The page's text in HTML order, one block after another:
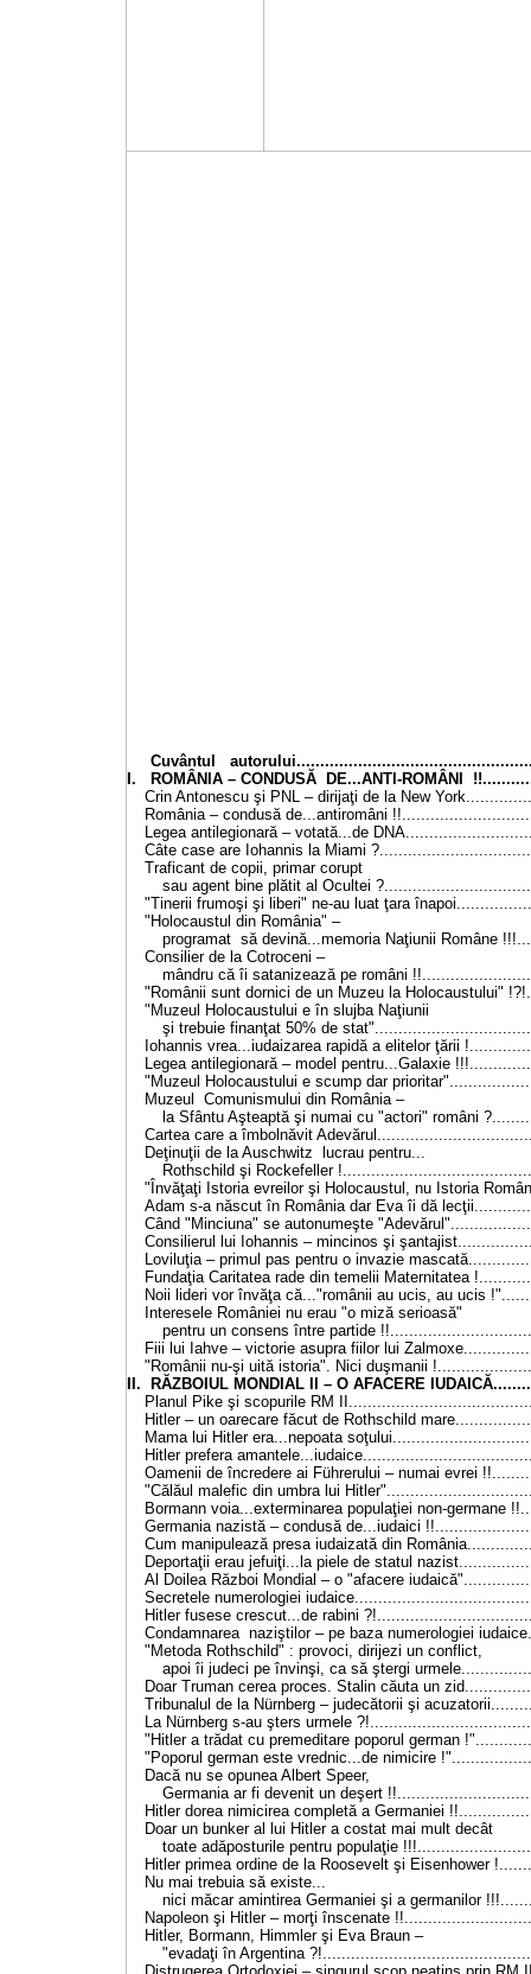
Cuvântul
I. ROMÂNIA – CONDUSĂ DE...ANTI-ROMÂNI
Crin Antonescu şi PNL – dirijaţi de la New
România – condusă de...antiromâni
Legea antilegionară – votată...de
Câte case are Iohannis la Miami
Traficant de copii, primar corupt
sau agent bine plătit al Ocultei
"Tinerii frumoşi şi liberi" ne-au luat ţara
"Holocaustul din România" –
programat să devină...memoria Naţiunii Române
Consilier de la Cotroceni –
mândru că îi satanizează pe români
"Românii sunt dornici de un Muzeu la Holocaustului"
"Muzeul Holocaustului e în slujba Naţiunii
şi trebuie finanţat 50% de
Iohannis vrea...iudaizarea rapidă a elitelor ţării
Legea antilegionară – model pentru...Galaxie
"Muzeul Holocaustului e scump dar
Muzeul Comunismului din România –
la Sfântu Aşteaptă şi numai cu "actori" români
Cartea care a îmbolnăvit
Deţinuţii de la Auschwitz lucrau pentru...
Rothschild şi Rockefeller
"Învăţaţi Istoria evreilor şi Holocaustul, nu Istoria
Adam s-a născut în România dar Eva îi dă
Când "Minciuna" se autonumeşte
Consilierul lui Iohannis – mincinos şi
Loviluţia – primul pas pentru o invazie
Fundaţia Caritatea rade din temelii Maternitatea
Noii lideri vor învăţa că..."românii au ucis, au ucis
Interesele României nu erau "o miză serioasă"
pentru un consens între partide
Fiii lui Iahve – victorie asupra fiilor lui
"Românii nu-şi uită istoria". Nici duşmanii
II. RĂZBOIUL MONDIAL II – O AFACERE
Planul Pike şi scopurile RM
Hitler – un oarecare făcut de Rothschild
Mama lui Hitler era...nepoata
Hitler prefera
Oamenii de încredere ai Führerului – numai evrei
"Călăul malefic din umbra lui
Bormann voia...exterminarea populaţiei non-germane
Germania nazistă – condusă de...iudaici
Cum manipulează presa iudaizată din
Deportaţii erau jefuiţi...la piele de statul
Al Doilea Război Mondial – o "afacere
Secretele numerologiei
Hitler fusese crescut...de rabini
Condamnarea naziştilor – pe baza numerologiei
"Metoda Rothschild" : provoci, dirijezi un conflict,
apoi îi judeci pe învinşi, ca să ştergi
Doar Truman cerea proces. Stalin căuta un
Tribunalul de la Nürnberg – judecătorii şi
La Nürnberg s-au şters urmele
"Hitler a trădat cu premeditare poporul german
"Poporul german este vrednic...de nimicire
Dacă nu se opunea Albert Speer,
Germania ar fi devenit un deşert
Hitler dorea nimicirea completă a Germaniei
Doar un bunker al lui Hitler a costat mai mult decât
toate adăposturile pentru populaţie
Hitler primea ordine de la Roosevelt şi Eisenhower
Nu mai trebuia să existe...
nici măcar amintirea Germaniei şi a germanilor
Napoleon şi Hitler – morţi înscenate
Hitler, Bormann, Himmler şi Eva Braun –
"evadaţi în Argentina